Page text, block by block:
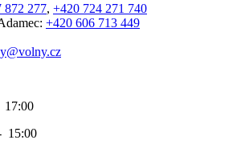
872 277, +420 724 271 740
+420 606 713 449
17:00